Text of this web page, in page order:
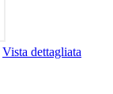
Vista dettagliata